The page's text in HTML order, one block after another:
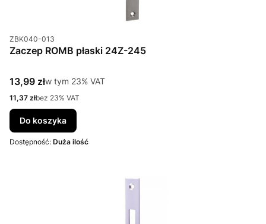
Kod produktu
ZBK040-013
Zaczep ROMB płaski 24Z-245
Cena brutto
13,99 złw tym %s VAT
w tym 23% VAT
Cena netto
11,37 złbez 23% VAT
Do koszyka
Dostępność: Duża ilość